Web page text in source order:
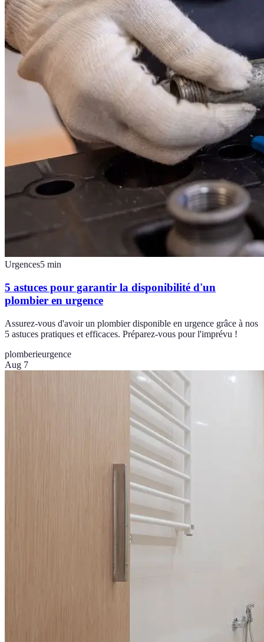
Urgences5 min
5 astuces pour garantir la disponibilité d'un
plombier en urgence
Assurez-vous d'avoir un plombier disponible en urgence grâce à nos
5 astuces pratiques et efficaces. Préparez-vous pour l'imprévu !
plomberieurgence
Aug 7